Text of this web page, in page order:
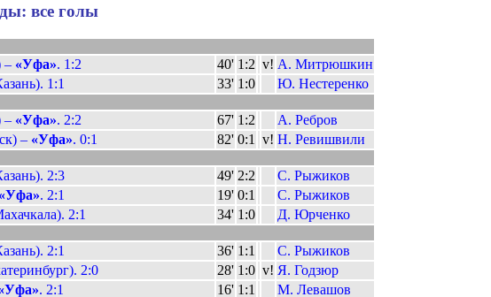
все голы
– «Уфа». 1:2 40' 1:2 v! А. Митрюшкин
1:1 33' 1:0 Ю. Нестеренко
– «Уфа». 2:2 67' 1:2
А. Ребров
– «Уфа». 0:1 82' 0:1 v! Н. Ревишвили
2:3 49' 2:2
С. Рыжиков
«Уфа». 2:1 19' 0:1
С. Рыжиков
2:1 34' 1:0 Д. Юрченко
2:1 36' 1:1
С. Рыжиков
2:0 28' 1:0 v! Я. Годзюр
. 2:1 16' 1:1 М. Левашов